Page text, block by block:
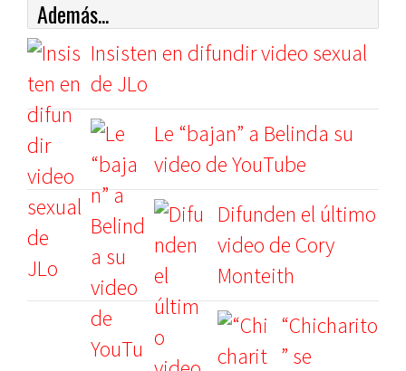
Además...
Insisten en difundir video sexual
de JLo
Le “bajan” a Belinda su
video de YouTube
Difunden el último
video de Cory
Monteith
“Chicharito
” se